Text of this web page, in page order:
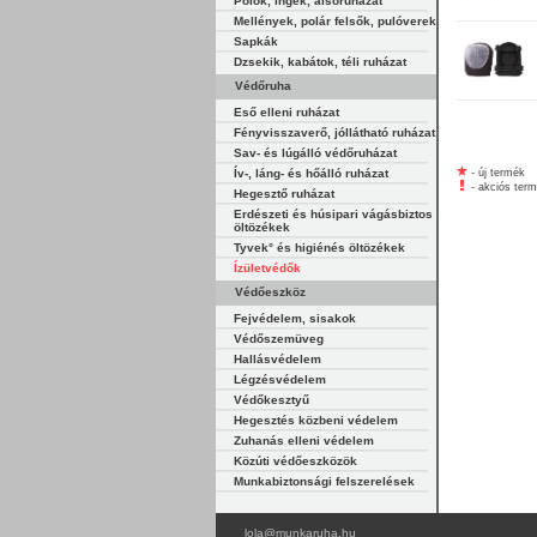
Mellények, polár felsők, pulóverek
Sapkák
Dzsekik, kabátok, téli ruházat
Védőruha
Eső elleni ruházat
Fényvisszaverő, jóllátható ruházat
Sav- és lúgálló védőruházat
Ív-, láng- és hőálló ruházat
Hegesztő ruházat
Erdészeti és húsipari vágásbiztos
öltözékek
Tyvek° és higiénés öltözékek
Ízületvédők
Védőeszköz
Fejvédelem, sisakok
Védőszemüveg
Hallásvédelem
Légzésvédelem
Védőkesztyű
Hegesztés közbeni védelem
Zuhanás elleni védelem
Közúti védőeszközök
Munkabiztonsági felszerelések
- új termék
- akciós
lola@munkaruha.hu